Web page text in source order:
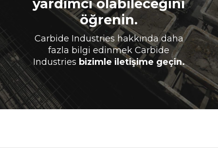
yardımcı olabileceğini
öğrenin.
Carbide Industries hakkında daha
fazla bilgi edinmek Carbide
Industries bizimle iletişime geçin.